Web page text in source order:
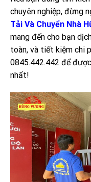
chuyên nghiệp, đừng
Tải Và Chuyển Nhà
mang đến cho bạn
toàn, và tiết kiệm chi
0845.442.442 để
nhất!